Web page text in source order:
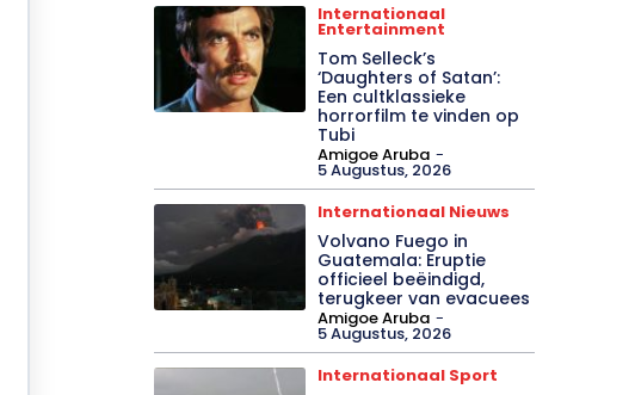
Internationaal
Entertainment
Tom Selleck’s
‘Daughters of Satan’:
Een cultklassieke
horrorfilm te vinden op
Tubi
Amigoe Aruba -
5 Augustus, 2026
Internationaal Nieuws
Volvano Fuego in
Guatemala: Eruptie
officieel beëindigd,
terugkeer van evacuees
Amigoe Aruba -
5 Augustus, 2026
Internationaal Sport